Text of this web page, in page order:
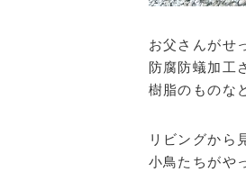
お父さんがせ
防腐防蟻加工
樹脂のものな
リビングから
小鳥たちがや